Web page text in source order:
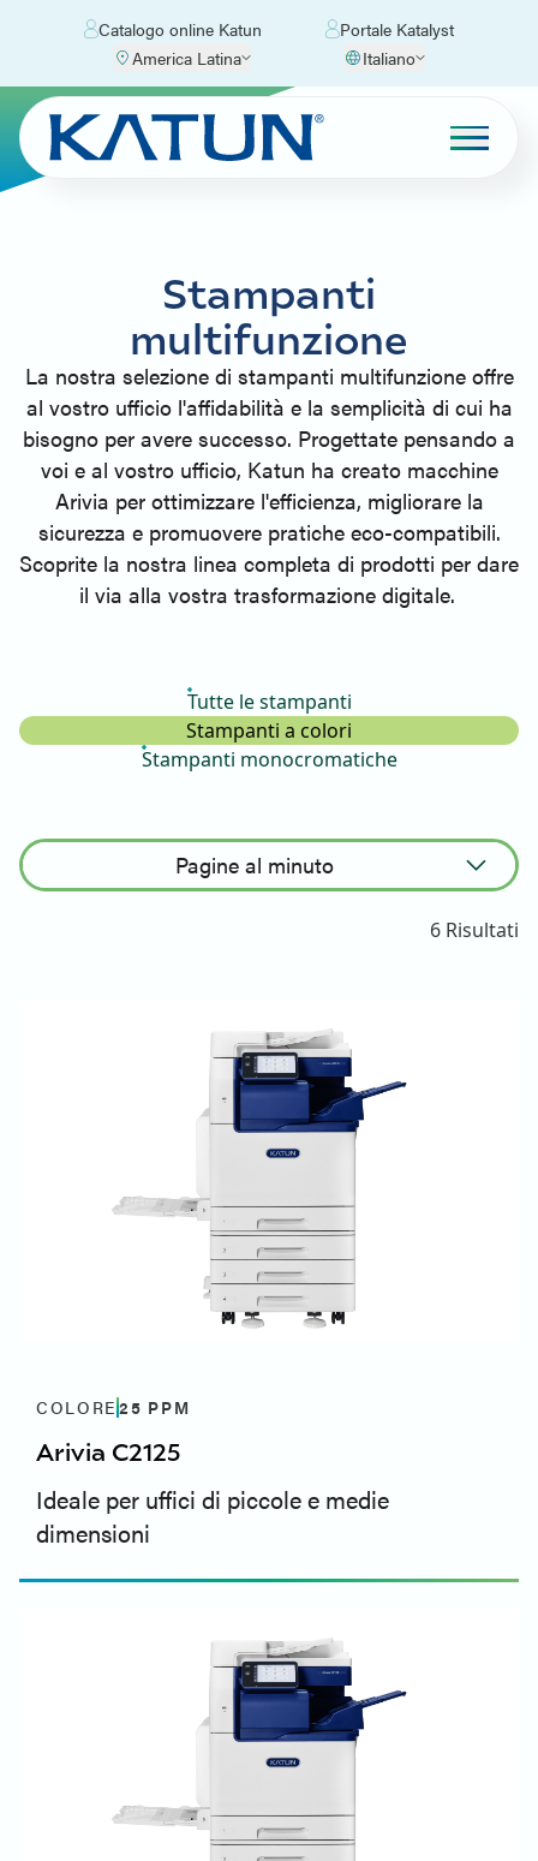
Catalogo online Katun
Portale Katalyst
America Latina
Italiano
Stampanti
multifunzione
La nostra selezione di stampanti multifunzione offre
al vostro ufficio l'affidabilità e la semplicità di cui ha
bisogno per avere successo. Progettate pensando a
voi e al vostro ufficio, Katun ha creato macchine
Arivia per ottimizzare l'efficienza, migliorare la
sicurezza e promuovere pratiche eco-compatibili.
Scoprite la nostra linea completa di prodotti per dare
il via alla vostra trasformazione digitale.
Tutte le stampanti
Stampanti a colori
Stampanti monocromatiche
Pagine al minuto
6 Risultati
COLORE25 PPM
Arivia C2125
Ideale per uffici di piccole e medie
dimensioni